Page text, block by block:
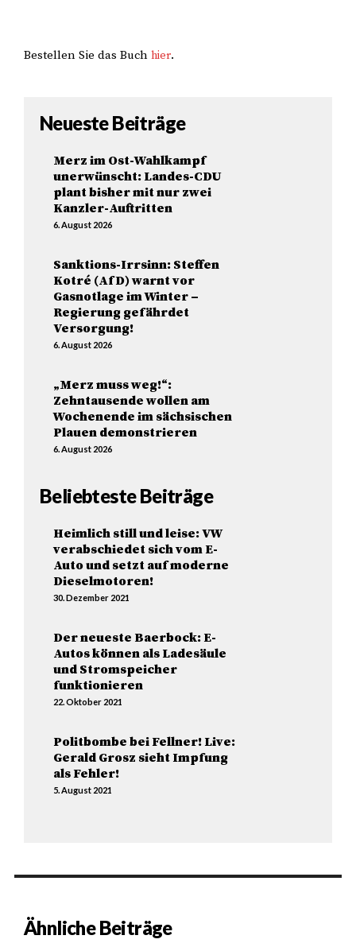
Bestellen Sie das Buch hier.
Neueste Beiträge
Merz im Ost-Wahlkampf
unerwünscht: Landes-CDU
plant bisher mit nur zwei
Kanzler-Auftritten
6. August 2026
Sanktions-Irrsinn: Steffen
Kotré (AfD) warnt vor
Gasnotlage im Winter –
Regierung gefährdet
Versorgung!
6. August 2026
„Merz muss weg!“:
Zehntausende wollen am
Wochenende im sächsischen
Plauen demonstrieren
6. August 2026
Beliebteste Beiträge
Heimlich still und leise: VW
verabschiedet sich vom E-
Auto und setzt auf moderne
Dieselmotoren!
30. Dezember 2021
Der neueste Baerbock: E-
Autos können als Ladesäule
und Stromspeicher
funktionieren
22. Oktober 2021
Politbombe bei Fellner! Live:
Gerald Grosz sieht Impfung
als Fehler!
5. August 2021
Ähnliche Beiträge